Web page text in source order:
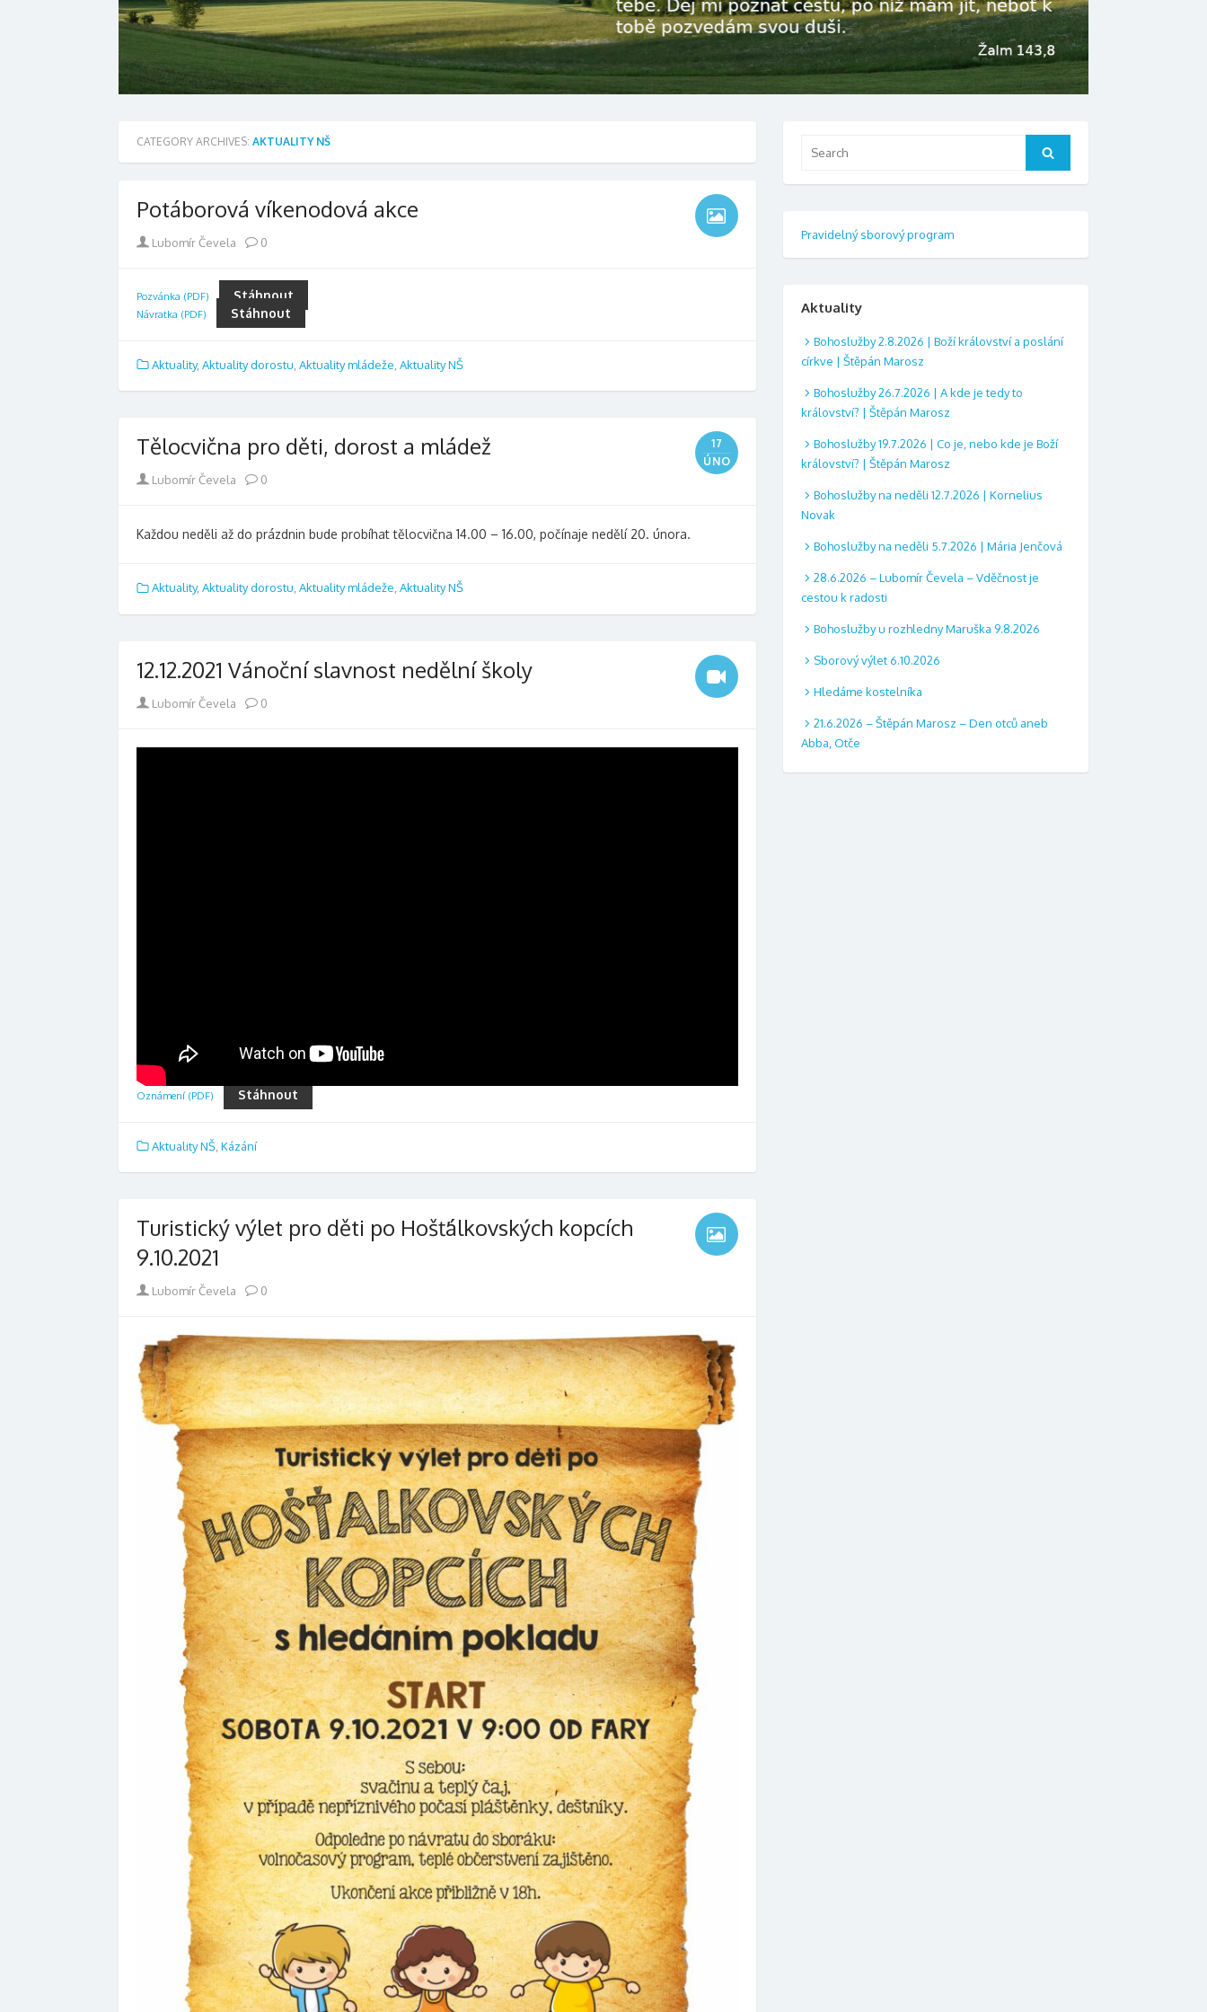
CATEGORY ARCHIVES: AKTUALITY NŠ
Potáborová víkenodová akce
Author
Lubomír Čevela 0
Pozvánka (PDF) Stáhnout
Návratka (PDF) Stáhnout
Aktuality, Aktuality dorostu Aktuality mládeže Aktuality NŠ
Tělocvična pro děti, dorost a mládež
17
ÚNO
Author
Lubomír Čevela 0
Každou neděli až do prázdnin bude probíhat tělocvična 14.00 – 16.00, počínaje nedělí 20. února.
Aktuality, Aktuality dorostu, Aktuality mládeže, Aktuality NŠ
12.12.2021 Vánoční slavnost nedělní školy
Author
Lubomír Čevela 0
Oznámení (PDF) Stáhnout
Aktuality NŠ Kázání
Turistický výlet pro děti po Hošťálkovských kopcích
9.10.2021
Author
Lubomír Čevela 0
Search
Pravidelný sborový program
Aktuality
Bohoslužby 2.8.2026 | Boží království a poslání
církve | Štěpán Marosz
Bohoslužby 26.7.2026 | A kde je tedy to
království? | Štěpán Marosz
Bohoslužby 19.7.2026 | Co je, nebo kde je Boží
království? | Štěpán Marosz
Bohoslužby na neděli 12.7.2026 | Kornelius
Novak
Bohoslužby na neděli 5.7.2026 | Mária Jenčová
28.6.2026 – Lubomír Čevela – Vděčnost je
cestou k radosti
Bohoslužby u rozhledny Maruška 9.8.2026
Sborový výlet 6.10.2026
Hledáme kostelníka
21.6.2026 – Štěpán Marosz – Den otců aneb
Abba, Otče